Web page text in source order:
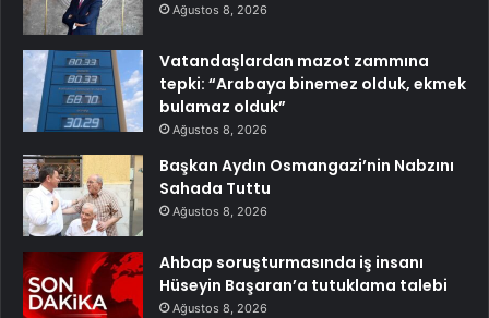
Ağustos 8, 2026
Vatandaşlardan mazot zammına
tepki: “Arabaya binemez olduk, ekmek
bulamaz olduk”
Ağustos 8, 2026
Başkan Aydın Osmangazi’nin Nabzını
Sahada Tuttu
Ağustos 8, 2026
Ahbap soruşturmasında iş insanı
Hüseyin Başaran’a tutuklama talebi
Ağustos 8, 2026